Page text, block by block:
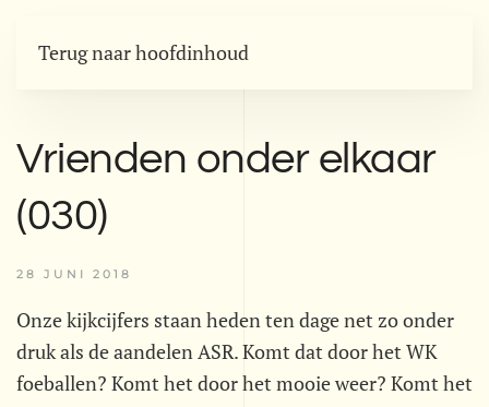
Terug naar hoofdinhoud
Vrienden onder elkaar
(030)
28 JUNI 2018
Onze kijkcijfers staan heden ten dage net zo onder
druk als de aandelen ASR. Komt dat door het WK
foeballen? Komt het door het mooie weer? Komt het